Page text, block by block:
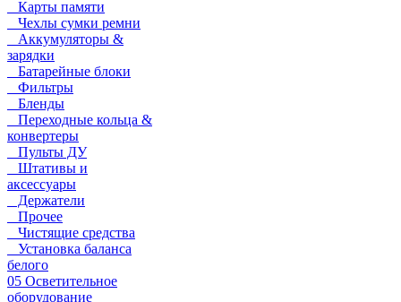
Карты памяти
Чехлы сумки ремни
Аккумуляторы &
зарядки
Батарейные блоки
Фильтры
Бленды
Переходные кольца &
конвертеры
Пульты ДУ
Штативы и
аксессуары
Держатели
Прочее
Чистящие средства
Установка баланса
белого
05 Осветительное
оборудование